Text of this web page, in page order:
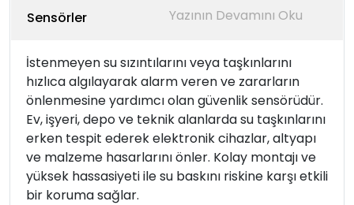
Sensörler
İstenmeyen su sızıntılarını veya taşkınlarını
hızlıca algılayarak alarm veren ve zararların
önlenmesine yardımcı olan güvenlik sensörüdür.
Ev, işyeri, depo ve teknik alanlarda su taşkınlarını
erken tespit ederek elektronik cihazlar, altyapı
ve malzeme hasarlarını önler. Kolay montajı ve
yüksek hassasiyeti ile su baskını riskine karşı etkili
bir koruma sağlar.